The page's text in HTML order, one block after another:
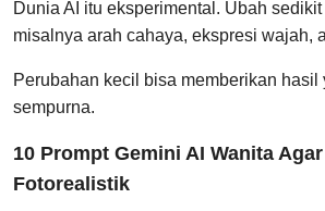
Dunia AI itu eksperimental. Ubah sedikit
misalnya arah cahaya, ekspresi wajah,
Perubahan kecil bisa memberikan hasil
sempurna.
10 Prompt Gemini AI Wanita
Fotorealistik